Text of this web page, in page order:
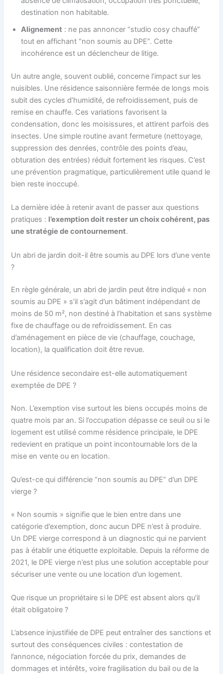
destination non habitable.
Alignement : ne pas annoncer “studio cosy chauffé”
tout en affichant “non soumis au DPE”. Cette
incohérence est un déclencheur de litige.
Un autre angle, souvent oublié, concerne l’impact sur les
nuisibles. Une résidence saisonnière fermée de longs mois
subit des cycles d’humidité, de refroidissement, puis de
remise en chauffe. Ces variations favorisent la
condensation, donc les moisissures, et attirent parfois des
insectes. Une simple routine avant fermeture (nettoyage,
suppression des denrées, contrôle des points d’eau,
obturation des entrées) réduit fortement les risques. C’est
une prévention pragmatique, particulièrement utile quand le
bien reste inoccupé.
La dernière idée à retenir avant de passer aux questions
pratiques : l’exemption doit rester un choix cohérent, pas
une stratégie de contournement.
Un abri de jardin doit-il être soumis au DPE lors d’une vente
?
En règle générale, un abri de jardin peut être indiqué « non
soumis au DPE » s’il s’agit d’un bâtiment indépendant de
moins de 50 m², non destiné à l’habitation et sans système
fixe de chauffage ou de refroidissement. En cas
d’aménagement en pièce de vie (chauffage, couchage,
location), la qualification doit être revue.
Une résidence secondaire est-elle automatiquement
exemptée de DPE ?
Non. L’exemption vise surtout les biens occupés moins de
quatre mois par an. Si l’occupation dépasse ce seuil ou si le
logement est utilisé comme résidence principale, le DPE
redevient en pratique un point incontournable lors de la
mise en vente ou en location.
Qu’est-ce qui différencie “non soumis au DPE” d’un DPE
vierge ?
« Non soumis » signifie que le bien entre dans une
catégorie d’exemption, donc aucun DPE n’est à produire.
Un DPE vierge correspond à un diagnostic qui ne parvient
pas à établir une étiquette exploitable. Depuis la réforme de
2021, le DPE vierge n’est plus une solution acceptable pour
sécuriser une vente ou une location d’un logement.
Que risque un propriétaire si le DPE est absent alors qu’il
était obligatoire ?
L’absence injustifiée de DPE peut entraîner des sanctions et
surtout des conséquences civiles : contestation de
l’annonce, négociation forcée du prix, demandes de
dommages et intérêts, voire fragilisation du bail ou de la